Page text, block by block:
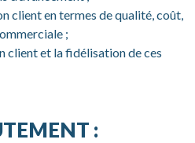
client en termes de qualité, coût,
;
client et la fidélisation de ces
: